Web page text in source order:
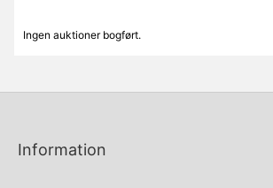
Ingen auktioner bogført.
Information